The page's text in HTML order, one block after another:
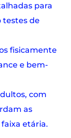
para
testes de
fisicamente
e bem-
com
as
etária.